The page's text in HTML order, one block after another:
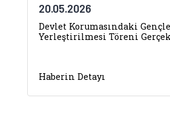
20.05.2026
Devlet Korumasındaki
Yerleştirilmesi Töreni
Haberin Detayı